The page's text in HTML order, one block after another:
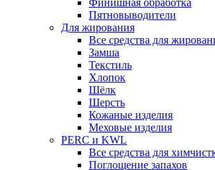
Финишная обработка
Пятновыводители
Для жирования
Все средства для
Замша
Текстиль
Хлопок
Шёлк
Шерсть
Кожаные изделия
Меховые изделия
PERC и KWL
Все средства для
Поглощение запахов